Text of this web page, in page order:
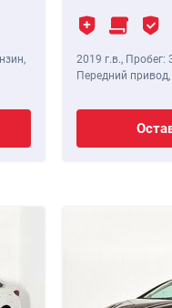
2019 г.в., Пробег:
Передний